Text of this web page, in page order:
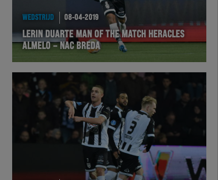
WEDSTRIJD 08-04-2019
LERIN DUARTE MAN OF THE MATCH HERACLES
ALMELO – NAC BREDA